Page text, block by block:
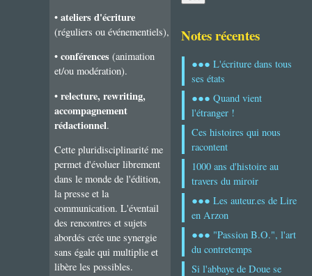
• ateliers d'écriture
(réguliers ou événementiels),
• conférences (animation
et/ou modération).
• relecture, rewriting,
accompagnement
rédactionnel.
Cette pluridisciplinarité me
permet d'évoluer librement
dans le monde de l'édition,
la presse et la
communication. L'éventail
des rencontres et sujets
abordés crée une synergie
sans égale qui multiplie et
libère les possibles.
Notes récentes
●●● L'écriture dans tous
ses états
●●● Quand vient
l'étranger !
Ces histoires qui nous
racontent
1000 ans d'histoire au
travers du miroir
●●● Les auteur.es de Lire
en Arzon
●●● "Passion B.O.", l'art
du contretemps
Si l'abbaye de Doue se